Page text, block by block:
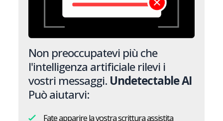
Non preoccupatevi più che
l'intelligenza artificiale rilevi i
vostri messaggi. Undetectable AI
Può aiutarvi:
Fate apparire la vostra scrittura assistita